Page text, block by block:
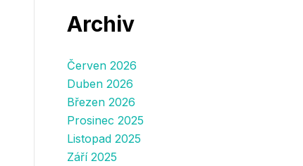
Archiv
Červen 2026
Duben 2026
Březen 2026
Prosinec 2025
Listopad 2025
Září 2025